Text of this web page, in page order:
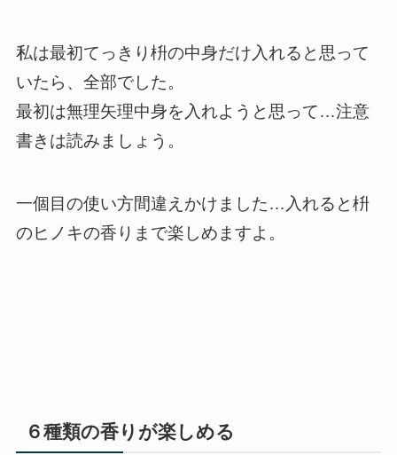
私は最初てっきり枡の中身だけ入れると思って
いたら、全部でした。
最初は無理矢理中身を入れようと思って…注意
書きは読みましょう。
一個目の使い方間違えかけました…入れると枡
のヒノキの香りまで楽しめますよ。
６種類の香りが楽しめる